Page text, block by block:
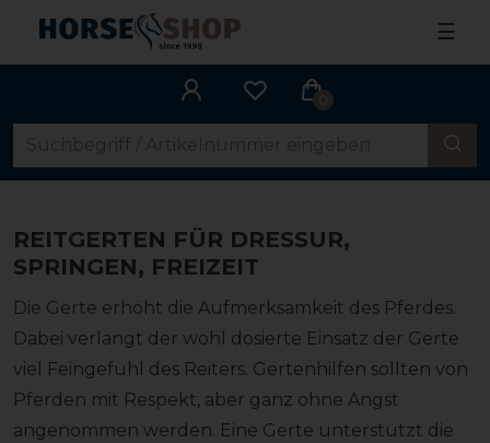
☰
0
REITGERTEN FÜR DRESSUR,
SPRINGEN, FREIZEIT
Die Gerte erhöht die Aufmerksamkeit des Pferdes.
Dabei verlangt der wohl dosierte Einsatz der Gerte
viel Feingefühl des Reiters. Gertenhilfen sollten von
Pferden mit Respekt, aber ganz ohne Angst
angenommen werden. Eine Gerte unterstützt die